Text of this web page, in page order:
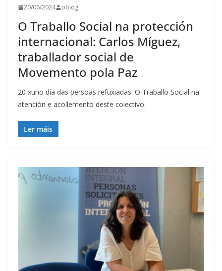
20/06/2024 oblog
O Traballo Social na protección
internacional: Carlos Míguez,
traballador social de
Movemento pola Paz
20 xuño día das persoas refuxiadas. O Traballo Social na
atención e acollemento deste colectivo.
Ler máis